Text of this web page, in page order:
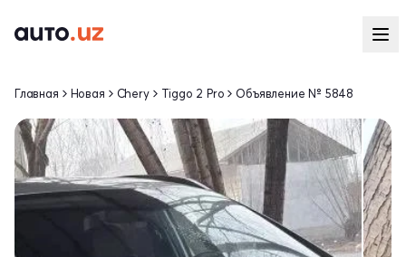
Главная Новая Chery Tiggo 2 Pro Объявление № 5848